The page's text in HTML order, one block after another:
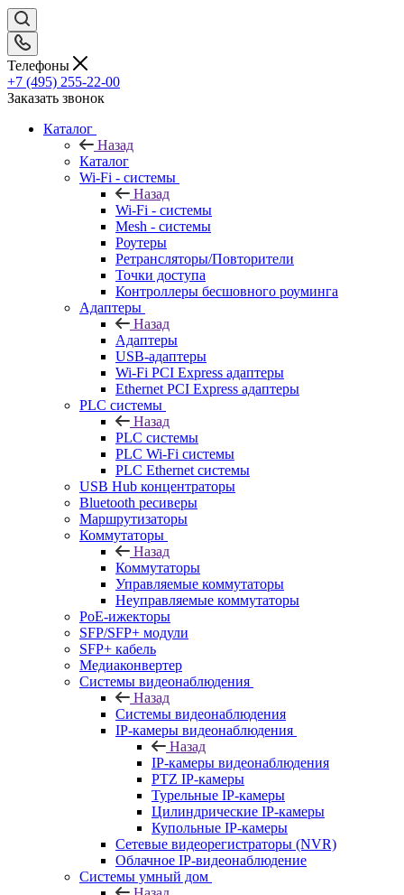
Телефоны
+7 (495) 255-22-00
Заказать звонок
Каталог
Назад
Каталог
Wi-Fi - системы
Назад
Wi-Fi - системы
Mesh - системы
Роутеры
Ретрансляторы/Повторители
Точки доступа
Контроллеры бесшовного роуминга
Адаптеры
Назад
Адаптеры
USB-адаптеры
Wi-Fi PCI Express адаптеры
Ethernet PCI Express адаптеры
PLC системы
Назад
PLC системы
PLC Wi-Fi системы
PLC Ethernet системы
USB Hub концентраторы
Bluetooth ресиверы
Маршрутизаторы
Коммутаторы
Назад
Коммутаторы
Управляемые коммутаторы
Неуправляемые коммутаторы
PoE-ижекторы
SFP/SFP+ модули
SFP+ кабель
Медиаконвертер
Системы видеонаблюдения
Назад
Системы видеонаблюдения
IP-камеры видеонаблюдения
Назад
IP-камеры видеонаблюдения
PTZ IP-камеры
Турельные IP-камеры
Цилиндрические IP-камеры
Купольные IP-камеры
Сетевые видеорегистраторы (NVR)
Облачное IP-видеонаблюдение
Системы умный дом